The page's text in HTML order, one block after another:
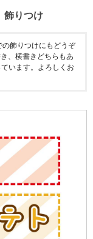
飾りつけ
飾りつけにもどうぞ
、横書きどちらもあ
います。よろしくお